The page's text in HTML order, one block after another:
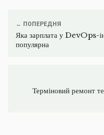
← ПОПЕРЕДНЯ
Яка зарплата у DevOps-
популярна
Терміновий ремонт